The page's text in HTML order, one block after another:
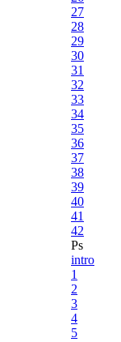
27
28
29
30
31
32
33
34
35
36
37
38
39
40
41
42
Ps
intro
1
2
3
4
5